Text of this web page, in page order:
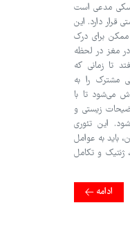
مدعی است
قرار دارد. این
ممکن برای درک
در مغز در لحظه
تا زمانی که
مشترک را به
می‌شود تا با
زیستی و
شود. این تئوری
باید به عوامل
ژنتیک و تکامل
ادامه